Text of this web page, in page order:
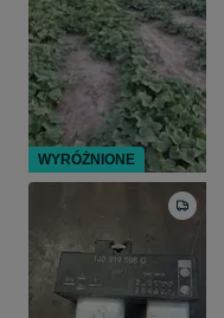
WYRÓŻNIONE